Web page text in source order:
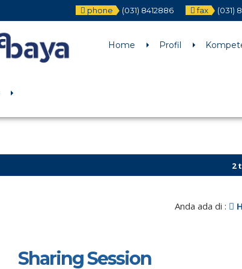
>add_data() was called with an argument that is
wp-includes/functions.php
phone (031) 8412886 fax (031)
Home Profil
/
Anda ada di :
Sharing Session